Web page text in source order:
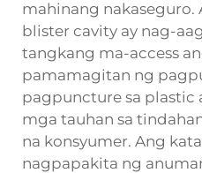
mahinang nakaseguro.
blister cavity ay nag-
tangkang ma-access
pamamagitan ng
pagpuncture sa plastic
mga tauhan sa
na konsyumer. Ang
nagpapakita ng